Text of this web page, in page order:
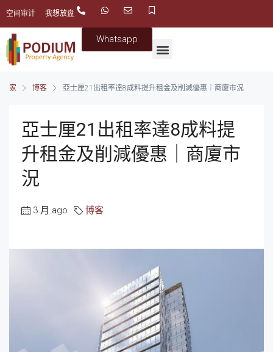
空间审计 我想放盘
Whatsapp
家 博客 亞士厘21出租率達8成料提升租金及削減優惠｜商廈市況
亞士厘21出租率達8成料提
升租金及削減優惠｜商廈市
況
3 月 ago 博客